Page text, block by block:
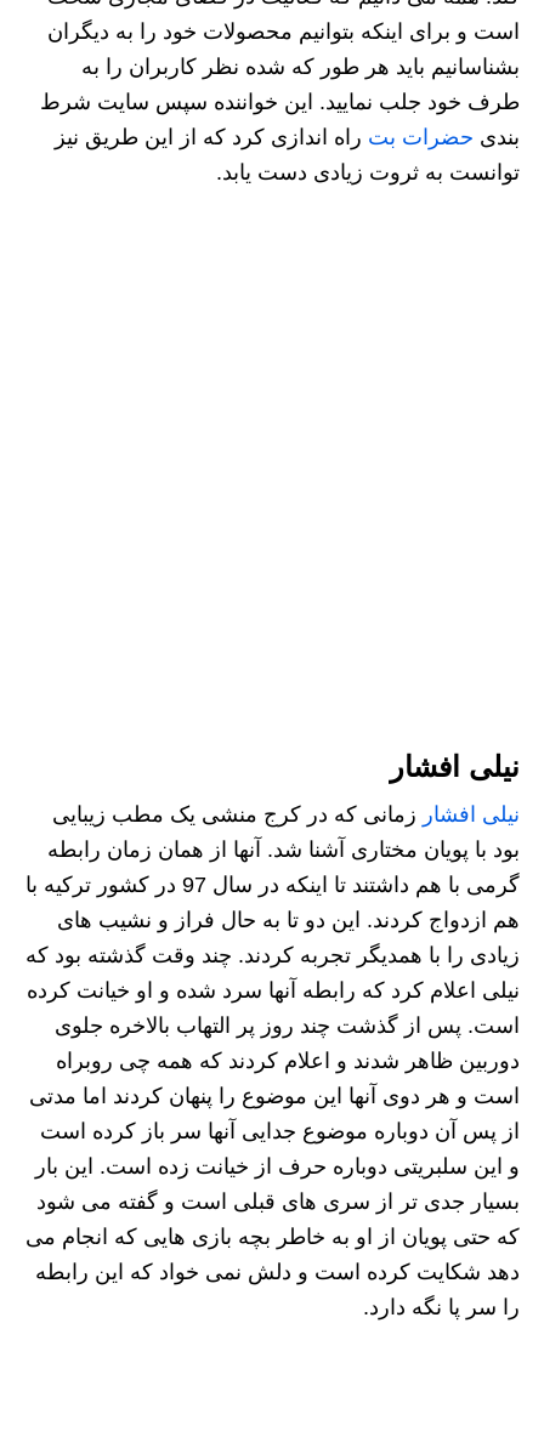
است و برای اینکه بتوانیم محصولات خود را به دیگران
بشناسانیم باید هر طور که شده نظر کاربران را به
طرف خود جلب نمایید. این خواننده سپس سایت شرط
بندی حضرات بت راه اندازی کرد که از این طریق نیز
توانست به ثروت زیادی دست یابد.
نیلی افشار
نیلی افشار زمانی که در کرج منشی یک مطب زیبایی
بود با پویان مختاری آشنا شد. آنها از همان زمان رابطه
گرمی با هم داشتند تا اینکه در سال 97 در کشور ترکیه با
هم ازدواج کردند. این دو تا به حال فراز و نشیب های
زیادی را با همدیگر تجربه کردند. چند وقت گذشته بود که
نیلی اعلام کرد که رابطه آنها سرد شده و او خیانت کرده
است. پس از گذشت چند روز پر التهاب بالاخره جلوی
دوربین ظاهر شدند و اعلام کردند که همه چی روبراه
است و هر دوی آنها این موضوع را پنهان کردند اما مدتی
از پس آن دوباره موضوع جدایی آنها سر باز کرده است
و این سلبریتی دوباره حرف از خیانت زده است. این بار
بسیار جدی تر از سری های قبلی است و گفته می شود
که حتی پویان از او به خاطر بچه بازی هایی که انجام می
دهد شکایت کرده است و دلش نمی خواد که این رابطه
را سر پا نگه دارد.